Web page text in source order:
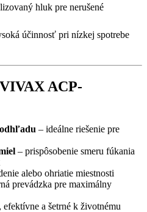
hluk pre nerušené
účinnosť pri nízkej spotrebe
ACP-
– ideálne riešenie pre
– prispôsobenie smeru fúkania
alebo ohriatie miestnosti
prevádzka pre maximálny
a šetrné k životnému